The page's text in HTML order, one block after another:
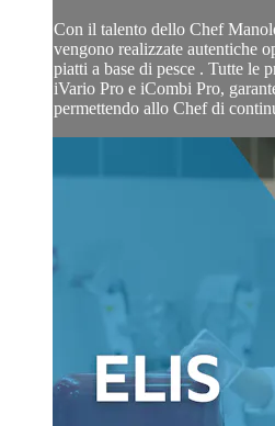
Con il talento dello Chef
vengono realizzate autentiche
piatti a base di pesce . Tutte le
iVario Pro e iCombi Pro,
permettendo allo Chef di